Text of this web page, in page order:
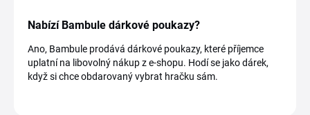
Nabízí Bambule dárkové poukazy?
Ano, Bambule prodává dárkové poukazy, které příjemce
uplatní na libovolný nákup z e-shopu. Hodí se jako dárek,
když si chce obdarovaný vybrat hračku sám.